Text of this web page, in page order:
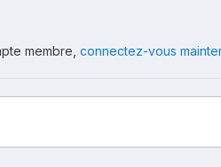
membre, connectez-vous